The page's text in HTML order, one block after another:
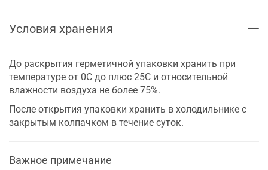
Условия хранения
До раскрытия герметичной упаковки хранить при
температуре от 0С до плюс 25С и относительной
влажности воздуха не более 75%.
После открытия упаковки хранить в холодильнике с
закрытым колпачком в течение суток.
Важное примечание